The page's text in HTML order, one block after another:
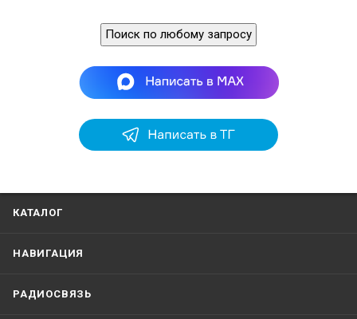
Поиск по любому запросу
КАТАЛОГ
НАВИГАЦИЯ
РАДИОСВЯЗЬ